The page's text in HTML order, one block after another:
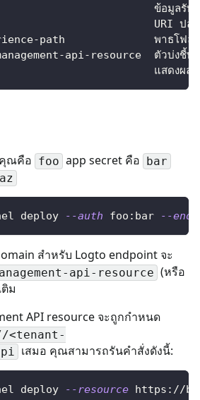
ข้อมูลรับรองของ
URI ปลายทาง
path              พาธโฟลเดอร์ใ
api-resource  ตัวบ่งชี้ทรั
แสดงผลลัพธ์แ
ณคือ foo app secret คือ bar
deploy --auth foo:bar --
สำหรับ Logto endpoint จะ
api-resource (หรือ
ติม
API resource จะถูกกำหนด
เสมอ คุณสามารถรันคำสั่งดังนี้:
deploy --resource https://